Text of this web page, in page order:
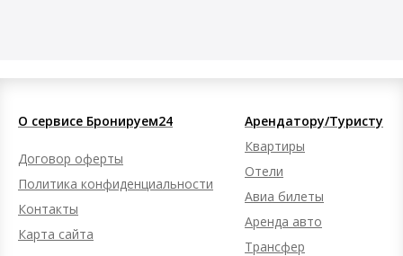
О сервисе Бронируем24
Договор оферты
Политика конфиденциальности
Контакты
Карта сайта
Арендатору/Туристу
Квартиры
Отели
Авиа билеты
Аренда авто
Трансфер